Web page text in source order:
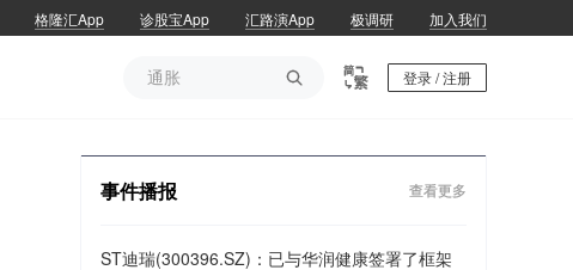
格隆汇App 诊股宝App 汇路演App 极调研 加入我们

通胀
登录 / 注册
事件播报 查看更多
ST迪瑞(300396.SZ)：已与华润健康签署了框架